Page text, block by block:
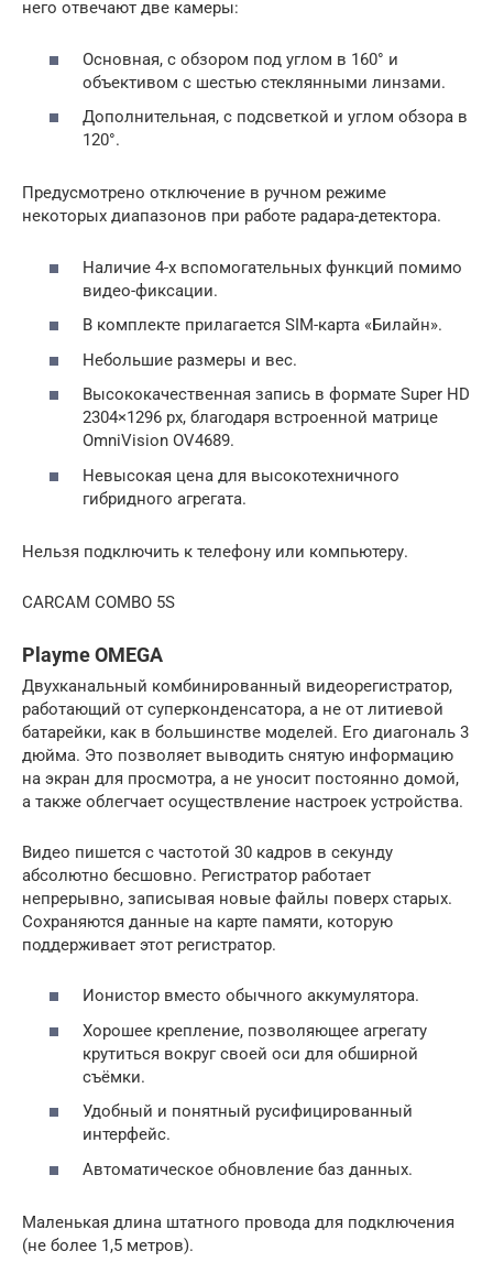
него отвечают две камеры:
Основная, с обзором под углом в 160° и
объективом с шестью стеклянными линзами.
Дополнительная, с подсветкой и углом обзора в
120°.
Предусмотрено отключение в ручном режиме
некоторых диапазонов при работе радара-детектора.
Наличие 4-х вспомогательных функций помимо
видео-фиксации.
В комплекте прилагается SIM-карта «Билайн».
Небольшие размеры и вес.
Высококачественная запись в формате Super HD
2304×1296 px, благодаря встроенной матрице
OmniVision OV4689.
Невысокая цена для высокотехничного
гибридного агрегата.
Нельзя подключить к телефону или компьютеру.
CARCAM COMBO 5S
Playme OMEGA
Двухканальный комбинированный видеорегистратор,
работающий от суперконденсатора, а не от литиевой
батарейки, как в большинстве моделей. Его диагональ 3
дюйма. Это позволяет выводить снятую информацию
на экран для просмотра, а не уносит постоянно домой,
а также облегчает осуществление настроек устройства.
Видео пишется с частотой 30 кадров в секунду
абсолютно бесшовно. Регистратор работает
непрерывно, записывая новые файлы поверх старых.
Сохраняются данные на карте памяти, которую
поддерживает этот регистратор.
Ионистор вместо обычного аккумулятора.
Хорошее крепление, позволяющее агрегату
крутиться вокруг своей оси для обширной
съёмки.
Удобный и понятный русифицированный
интерфейс.
Автоматическое обновление баз данных.
Маленькая длина штатного провода для подключения
(не более 1,5 метров).